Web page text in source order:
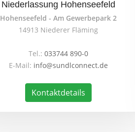
Niederlassung Hohenseefeld
Hohenseefeld - Am Gewerbepark 2
14913 Niederer Fläming
Tel.: 033744 890-0
E-Mail: info@sundlconnect.de
Kontaktdetails